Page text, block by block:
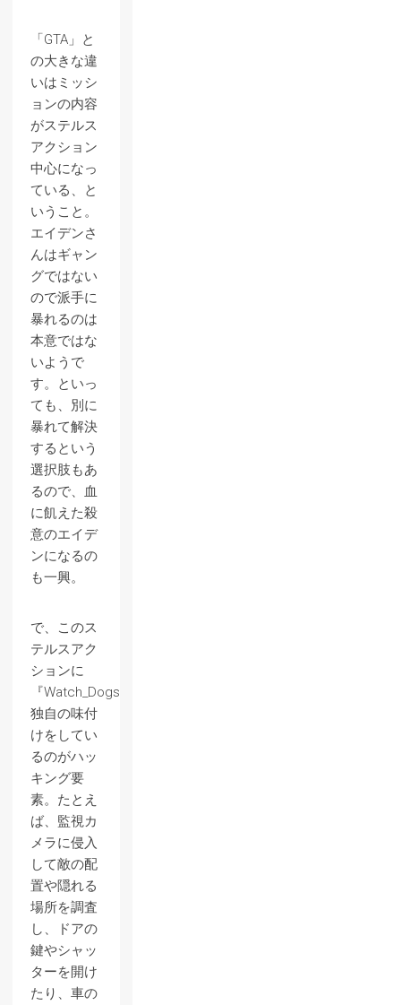
「GTA」と
の大きな違
いはミッシ
ョンの内容
がステルス
アクション
中心になっ
ている、と
いうこと。
エイデンさ
んはギャン
グではない
ので派手に
暴れるのは
本意ではな
いようで
す。といっ
ても、別に
暴れて解決
するという
選択肢もあ
るので、血
に飢えた殺
意のエイデ
ンになるの
も一興。
で、このス
テルスアク
ションに
『Watch_Dogs』
独自の味付
けをしてい
るのがハッ
キング要
素。たとえ
ば、監視カ
メラに侵入
して敵の配
置や隠れる
場所を調査
し、ドアの
鍵やシャッ
ターを開け
たり、車の